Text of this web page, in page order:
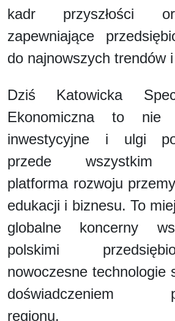
kadr przyszłości
zapewniające
do najnowszych trendów
Dziś Katowicka
Ekonomiczna to nie
inwestycyjne i ulgi
przede wszystkim
platforma rozwoju
edukacji i biznesu. To
globalne koncerny
polskimi
nowoczesne technologie
doświadczeniem
regionu.